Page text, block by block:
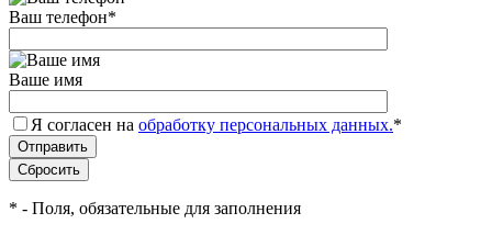
Ваш телефон*
Ваше имя
Я согласен на обработку персональных данных.*
* - Поля, обязательные для заполнения